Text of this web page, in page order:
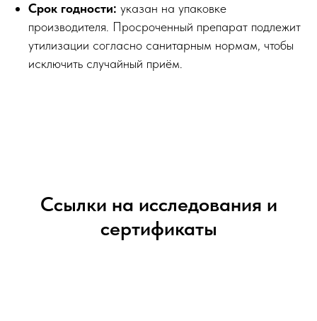
Срок годности: указан на упаковке
производителя. Просроченный препарат подлежит
утилизации согласно санитарным нормам, чтобы
исключить случайный приём.
Ссылки на исследования и
сертификаты